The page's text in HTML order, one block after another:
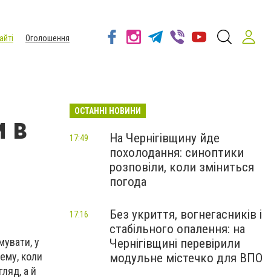
Оголошення
в
у
коли
а й
ОСТАННІ НОВИНИ
На Чернігівщину йде
похолодання: синоптики
розповіли, коли зміниться
погода
17:49
Без укриття, вогнегасників і
стабільного опалення: на
Чернігівщині перевірили
модульне містечко для ВПО
17:16